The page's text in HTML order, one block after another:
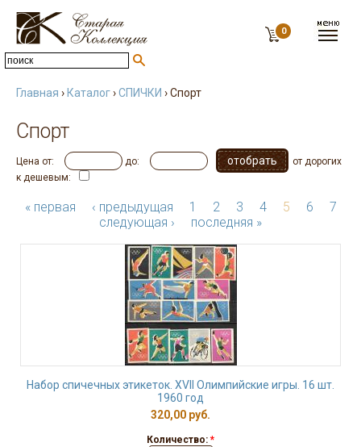
0
Главная › Каталог›СПИЧКИ › Спорт
Спорт
Цена от: до:
от дорогих
к дешевым:
« первая ‹ предыдущая 1 2 3 4 5 6
7
следующая ›
последняя »
Набор спичечных этикеток. XVII Олимпийские игры. 16 шт.
1960 год
320,00 руб.
Количество: *